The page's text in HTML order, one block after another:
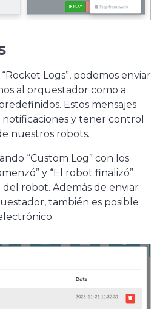
Logs”, podemos enviar
al orquestador como a
Estos mensajes
y tener control
nuestros robots.
“Custom Log” con los
y “El robot finalizó”
del robot. Además de enviar
también es posible